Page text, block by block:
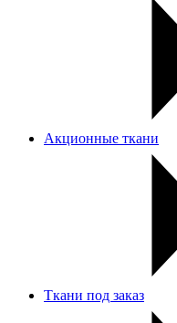
Акционные ткани
Ткани под заказ